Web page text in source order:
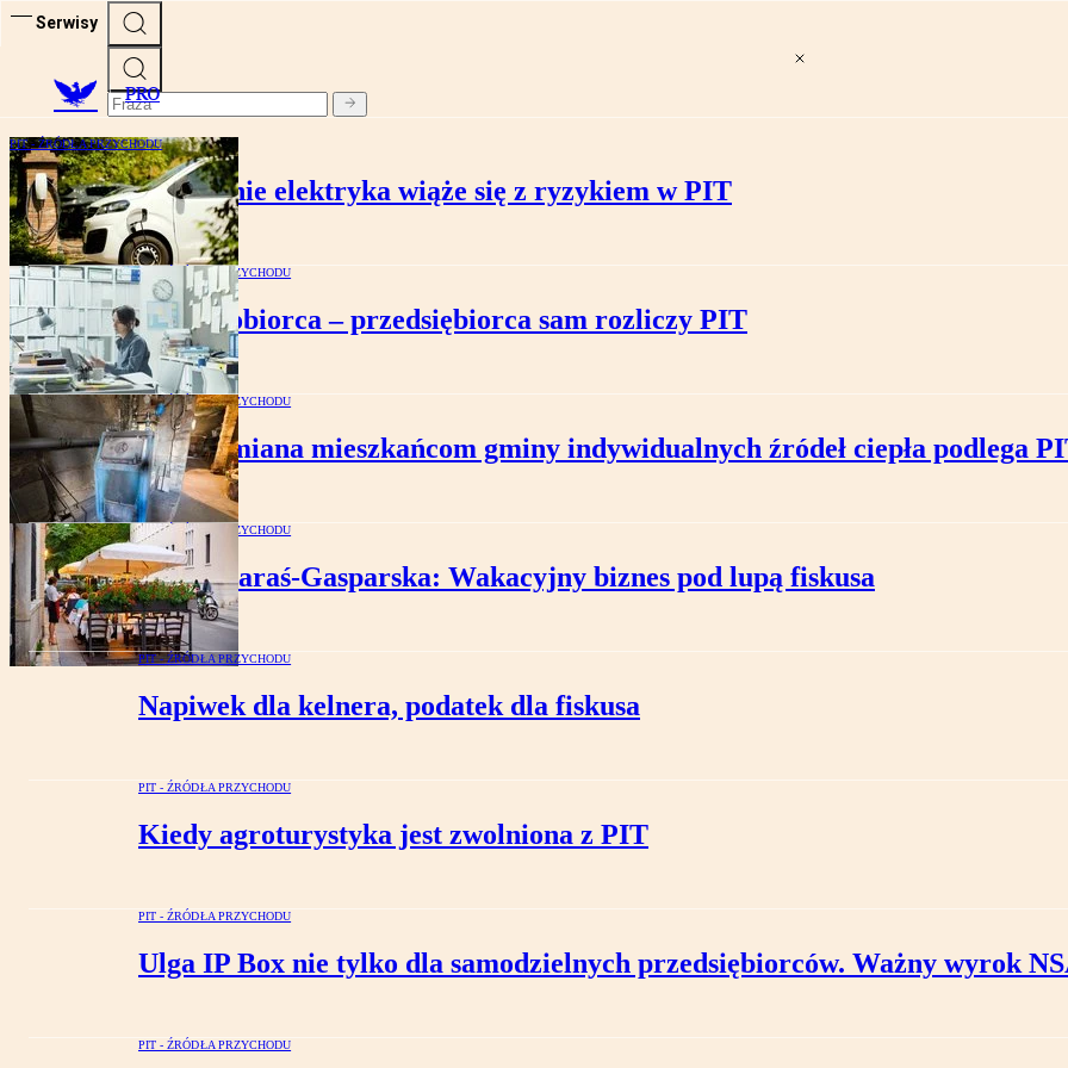
Serwisy
PRO
PIT - ŹRÓDŁA PRZYCHODU
Ryczałt za ładowanie elektryka wiąże się z ryzykiem w PIT
PIT - ŹRÓDŁA PRZYCHODU
Zleceniobiorca – przedsiębiorca sam rozliczy PIT
PIT - ŹRÓDŁA PRZYCHODU
Czy wymiana mieszkańcom gminy indywidualnych źródeł ciepła podlega
PIT - ŹRÓDŁA PRZYCHODU
Julita Karaś-Gasparska: Wakacyjny biznes pod lupą fiskusa
PIT - ŹRÓDŁA PRZYCHODU
Napiwek dla kelnera, podatek dla fiskusa
PIT - ŹRÓDŁA PRZYCHODU
Kiedy agroturystyka jest zwolniona z PIT
PIT - ŹRÓDŁA PRZYCHODU
Ulga IP Box nie tylko dla samodzielnych przedsiębiorców. Ważny wyrok
PIT - ŹRÓDŁA PRZYCHODU